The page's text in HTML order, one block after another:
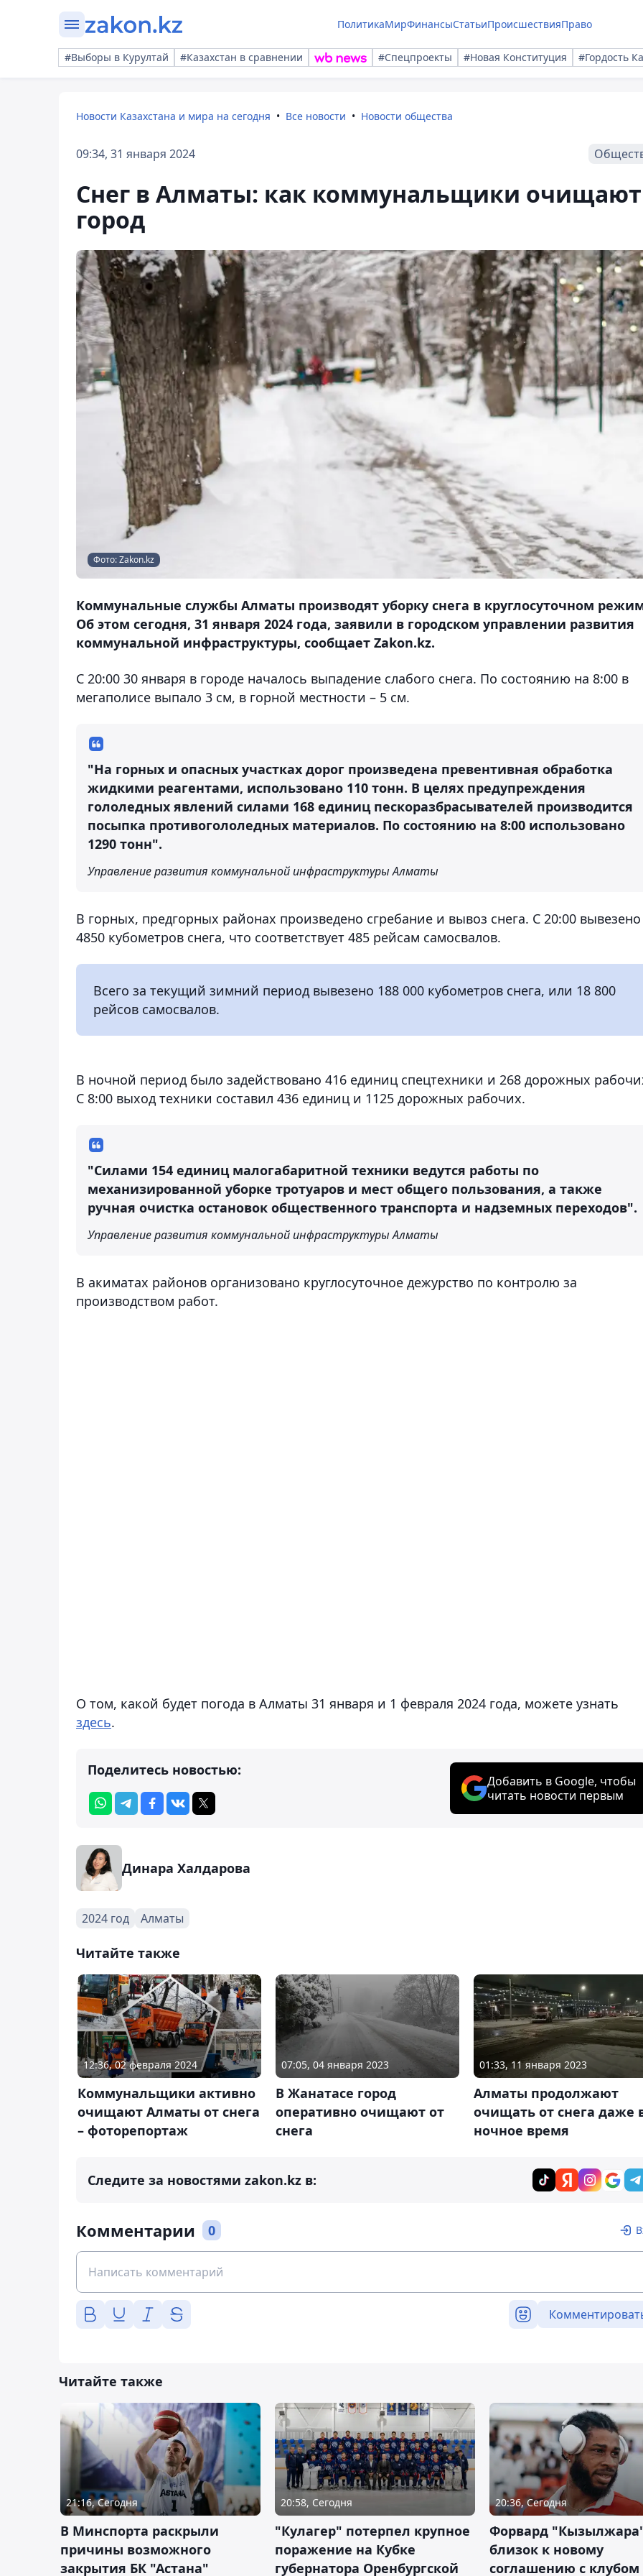
ПолитикаМирФинансыСтатьиПроисшествияПраво
#Выборы в Курултай #Казахстан в сравнении #Спецпроекты #Новая Конституция #Гордость
Новости Казахстана и мира на сегодня Все новости Новости общества
09:34, 31 января 2024
Снег в Алматы: как коммунальщики очищают
город
Фото: Zakon.kz
Коммунальные службы Алматы производят уборку снега в круглосуточном
Об этом сегодня, 31 января 2024 года, заявили в городском управлении развития
коммунальной инфраструктуры, сообщает Zakon.kz.
С 20:00 30 января в городе началось выпадение слабого снега. По состоянию на 8:00 в
мегаполисе выпало 3 см, в горной местности – 5 см.
"На горных и опасных участках дорог произведена превентивная обработка
жидкими реагентами, использовано 110 тонн. В целях предупреждения
гололедных явлений силами 168 единиц пескоразбрасывателей производится
посыпка противогололедных материалов. По состоянию на 8:00 использовано
1290 тонн".
Управление развития коммунальной инфраструктуры Алматы
В горных, предгорных районах произведено сгребание и вывоз снега. С 20:00 вывезено
4850 кубометров снега, что соответствует 485 рейсам самосвалов.
Всего за текущий зимний период вывезено 188 000 кубометров снега, или 18 800
рейсов самосвалов.
В ночной период было задействовано 416 единиц спецтехники и 268 дорожных
С 8:00 выход техники составил 436 единиц и 1125 дорожных рабочих.
"Силами 154 единиц малогабаритной техники ведутся работы по
механизированной уборке тротуаров и мест общего пользования, а также
ручная очистка остановок общественного транспорта и надземных переходов".
Управление развития коммунальной инфраструктуры Алматы
В акиматах районов организовано круглосуточное дежурство по контролю за
производством работ.
О том, какой будет погода в Алматы 31 января и 1 февраля 2024 года, можете узнать
здесь.
Поделитесь новостью:
Добавить в Google, чтобы
читать новости первым
Динара Халдарова
2024 год Алматы
Читайте также
12:36, 02 февраля 2024
Коммунальщики активно
очищают Алматы от снега
– фоторепортаж
07:05, 04 января 2023
В Жанатасе город
оперативно очищают от
снега
01:33, 11 января 2023
Алматы продолжают
очищать от снега даже
ночное время
Следите за новостями zakon.kz в:
Комментарии 0
Читайте также
21:16, Сегодня
В Минспорта раскрыли
причины возможного
закрытия БК "Астана"
20:58, Сегодня
"Кулагер" потерпел крупное
поражение на Кубке
губернатора Оренбургской
20:36, Сегодня
Форвард
близок к новому
соглашению с клубом